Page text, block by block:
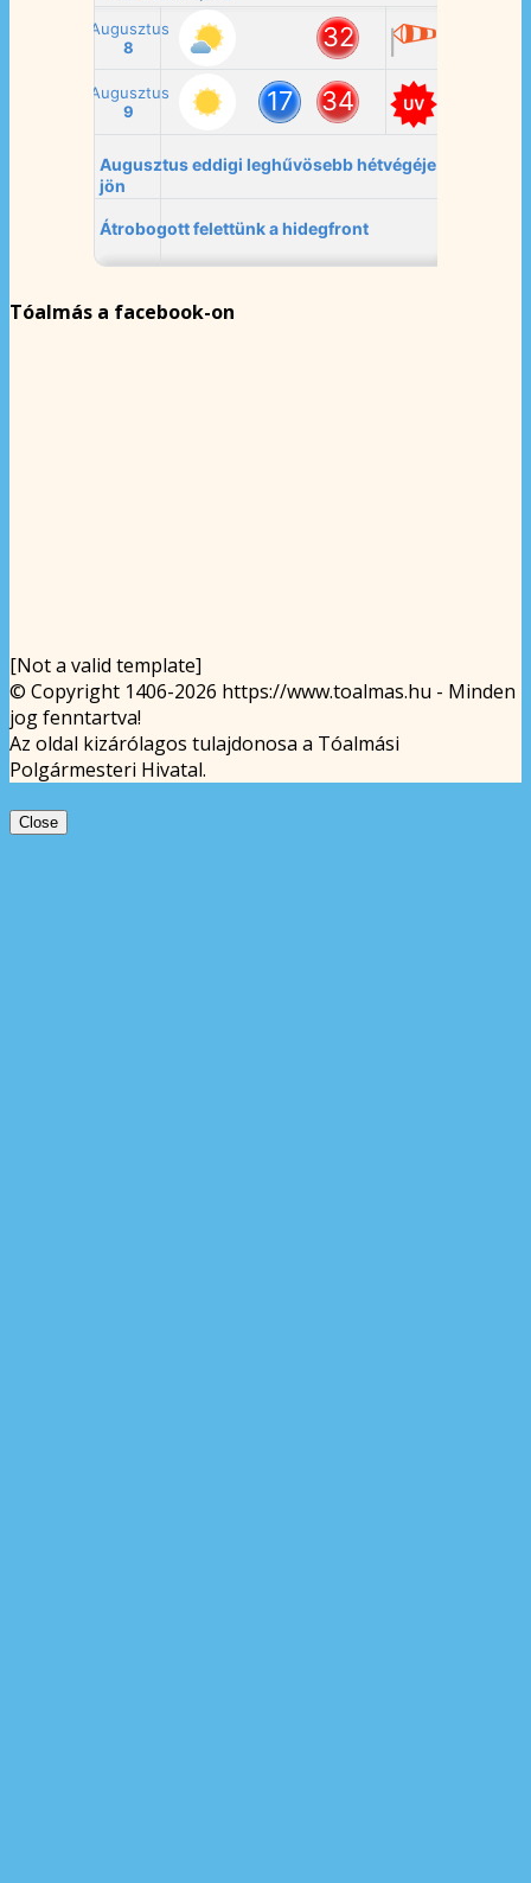
Tóalmás a facebook-on
[Not a valid template]
© Copyright 1406-2026 https://www.toalmas.hu - Minden
jog fenntartva!
Az oldal kizárólagos tulajdonosa a Tóalmási
Polgármesteri Hivatal.
Close